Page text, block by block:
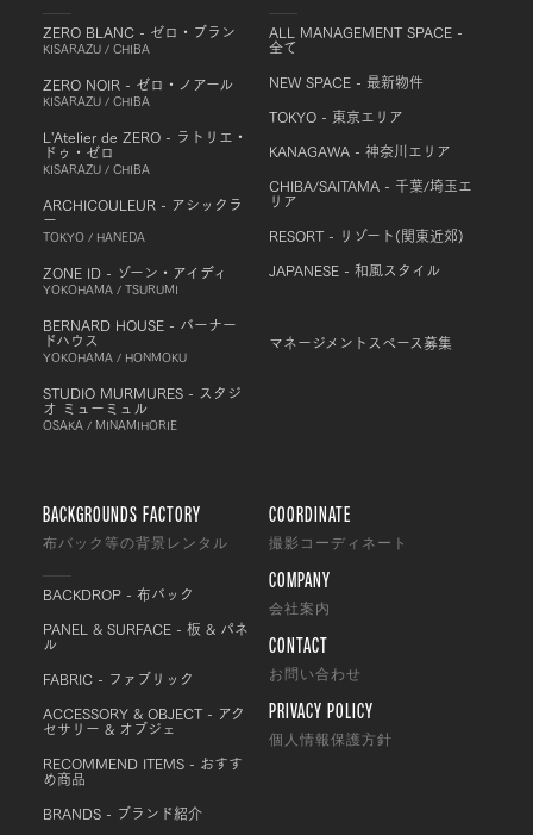
ZERO BLANC - ゼロ・ブラン
KISARAZU / CHIBA
ZERO NOIR - ゼロ・ノアール
KISARAZU / CHIBA
L'Atelier de ZERO - ラトリエ・
ドゥ・ゼロ
KISARAZU / CHIBA
ARCHICOULEUR - アシックラ
ー
TOKYO / HANEDA
ZONE ID - ゾーン・アイディ
YOKOHAMA / TSURUMI
BERNARD HOUSE - バーナー
ドハウス
YOKOHAMA / HONMOKU
STUDIO MURMURES - スタジ
オ ミューミュル
OSAKA / MINAMIHORIE
ALL MANAGEMENT SPACE -
全て
NEW SPACE - 最新物件
TOKYO - 東京エリア
KANAGAWA - 神奈川エリア
CHIBA/SAITAMA - 千葉/埼玉エ
リア
RESORT - リゾート(関東近郊)
JAPANESE - 和風スタイル
マネージメントスペース募集
BACKGROUNDS FACTORY
布バック等の背景レンタル
BACKDROP - 布バック
PANEL & SURFACE - 板 & パネ
ル
FABRIC - ファブリック
ACCESSORY & OBJECT - アク
セサリー & オブジェ
RECOMMEND ITEMS - おすす
め商品
BRANDS - ブランド紹介
COORDINATE
撮影コーディネート
COMPANY
会社案内
CONTACT
お問い合わせ
PRIVACY POLICY
個人情報保護方針